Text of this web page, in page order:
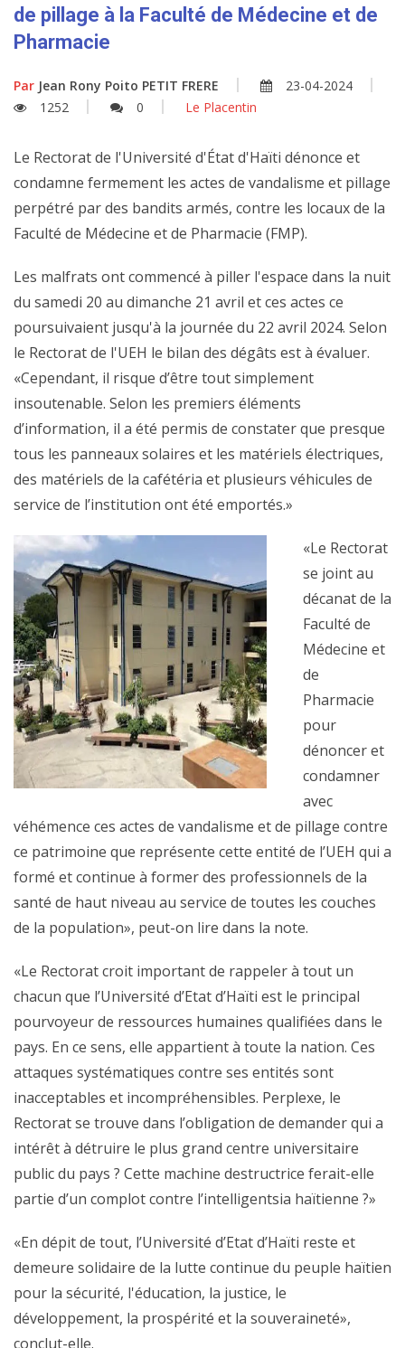
de pillage à la Faculté de Médecine et de
Pharmacie
Par Jean Rony Poito PETIT FRERE
23-04-2024
1252
0 Le Placentin
Le Rectorat de l'Université d'État d'Haïti dénonce et
condamne fermement les actes de vandalisme et pillage
perpétré par des bandits armés, contre les locaux de la
Faculté de Médecine et de Pharmacie (FMP).
Les malfrats ont commencé à piller l'espace dans la nuit
du samedi 20 au dimanche 21 avril et ces actes ce
poursuivaient jusqu'à la journée du 22 avril 2024. Selon
le Rectorat de l'UEH le bilan des dégâts est à évaluer.
«Cependant, il risque d’être tout simplement
insoutenable. Selon les premiers éléments
d’information, il a été permis de constater que presque
tous les panneaux solaires et les matériels électriques,
des matériels de la cafétéria et plusieurs véhicules de
service de l’institution ont été emportés.»
«Le Rectorat
se joint au
décanat de la
Faculté de
Médecine et
de
Pharmacie
pour
dénoncer et
condamner
avec
véhémence ces actes de vandalisme et de pillage contre
ce patrimoine que représente cette entité de l’UEH qui a
formé et continue à former des professionnels de la
santé de haut niveau au service de toutes les couches
de la population», peut-on lire dans la note.
«Le Rectorat croit important de rappeler à tout un
chacun que l’Université d’Etat d’Haïti est le principal
pourvoyeur de ressources humaines qualifiées dans le
pays. En ce sens, elle appartient à toute la nation. Ces
attaques systématiques contre ses entités sont
inacceptables et incompréhensibles. Perplexe, le
Rectorat se trouve dans l’obligation de demander qui a
intérêt à détruire le plus grand centre universitaire
public du pays ? Cette machine destructrice ferait-elle
partie d’un complot contre l’intelligentsia haïtienne ?»
«En dépit de tout, l’Université d’Etat d’Haïti reste et
demeure solidaire de la lutte continue du peuple haïtien
pour la sécurité, l'éducation, la justice, le
développement, la prospérité et la souveraineté»,
conclut-elle.